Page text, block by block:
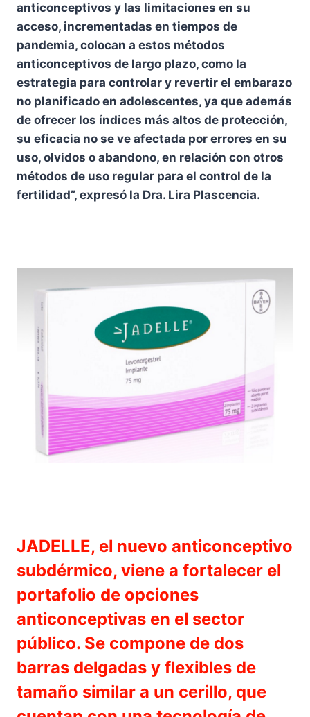
anticonceptivos y las limitaciones en su
acceso, incrementadas en tiempos de
pandemia, colocan a estos métodos
anticonceptivos de largo plazo, como la
estrategia para controlar y revertir el embarazo
no planificado en adolescentes, ya que además
de ofrecer los índices más altos de protección,
su eficacia no se ve afectada por errores en su
uso, olvidos o abandono, en relación con otros
métodos de uso regular para el control de la
fertilidad”, expresó la Dra. Lira Plascencia.
JADELLE, el nuevo anticonceptivo
subdérmico, viene a fortalecer el
portafolio de opciones
anticonceptivas en el sector
público. Se compone de dos
barras delgadas y flexibles de
tamaño similar a un cerillo, que